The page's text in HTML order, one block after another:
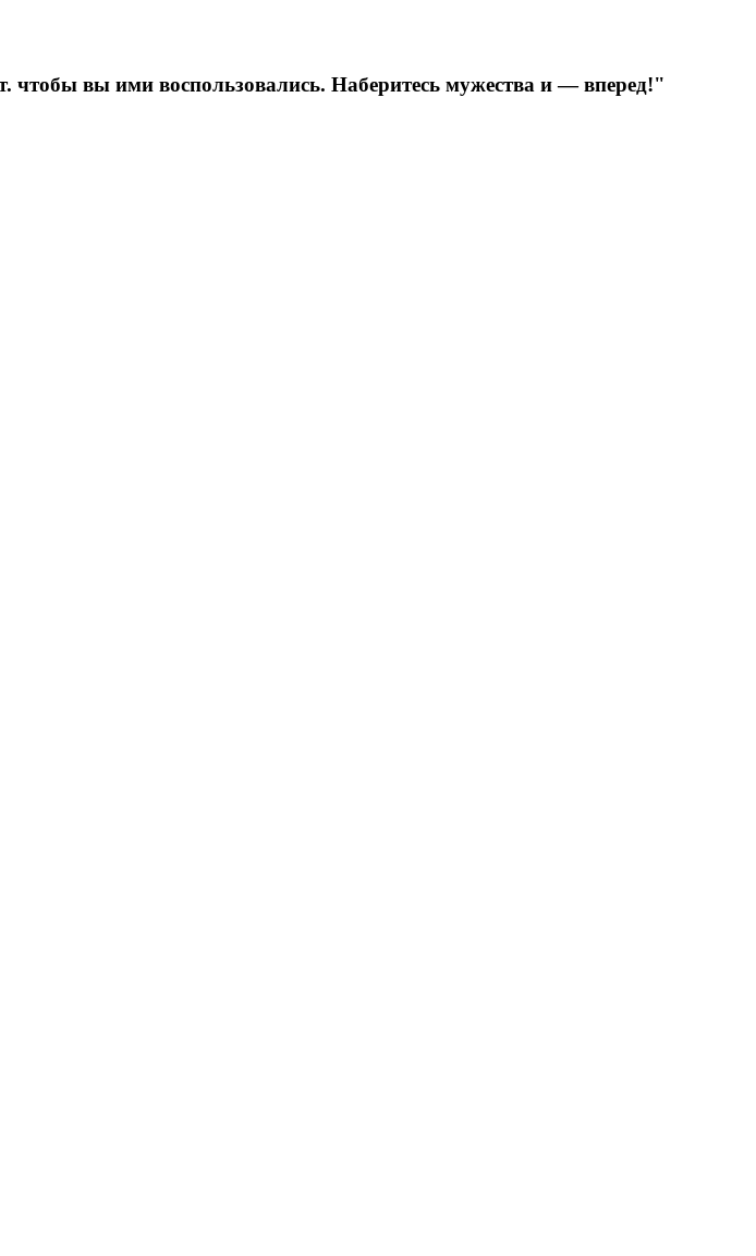
чтобы вы ими воспользовались. Наберитесь мужества и — вперед!"